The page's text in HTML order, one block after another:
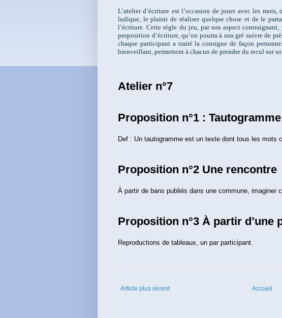
L’atelier d’écriture est l’occasion de jouer avec les
ludique, le plaisir de réaliser quelque chose et de le
l’écriture. Cette règle du jeu, par son aspect
proposition d’écriture, qu’on pourra à son gré suivre de
chaque participant a traité la consigne de façon
bienveillant, permettent à chacun de prendre du recul sur
Atelier n°7
Proposition n°1 :
Def : Un tautogramme est un texte dont tous les mots
Proposition n°2 Une rencontre
À partir de bans publiés dans une commune, imaginer
Proposition n°3 À partir d’une
Reproductions de tableaux, un par participant.
Article plus récent Accueil